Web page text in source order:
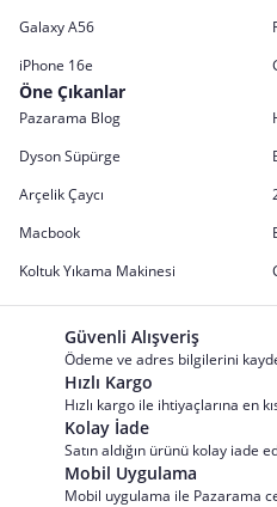
Galaxy A56
iPhone 16e
Öne Çıkanlar
Pazarama Blog
Dyson Süpürge
Arçelik Çaycı
Macbook
Koltuk Yıkama Makinesi
Güvenli Alışveriş
Ödeme ve adres bilgilerini
Hızlı Kargo
Hızlı kargo ile ihtiyaçlarına en
Kolay İade
Satın aldığın ürünü kolay iade
Mobil Uygulama
Mobil uygulama ile Pazarama